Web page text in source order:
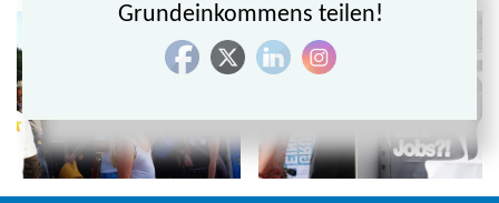
Grundeinkommens teilen!